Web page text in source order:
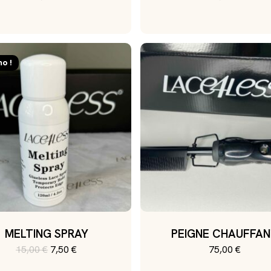
!
MELTING SPRAY
15,00€ Le
7,50€Le
PEIGNE
75,00€